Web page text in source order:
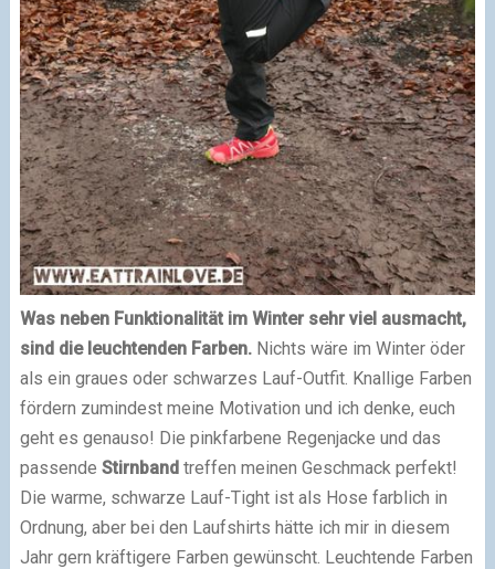
Was neben Funktionalität im Winter sehr viel ausmacht,
sind die leuchtenden Farben.Nichts wäre im Winter öder
als ein graues oder schwarzes Lauf-Outfit. Knallige Farben
fördern zumindest meine Motivation und ich denke, euch
geht es genauso! Die pinkfarbene Regenjacke und das
passende Stirnbandtreffen meinen Geschmack perfekt!
Die warme, schwarze Lauf-Tight ist als Hose farblich in
Ordnung, aber bei den Laufshirts hätte ich mir in diesem
Jahr gern kräftigere Farben gewünscht. Leuchtende Farben